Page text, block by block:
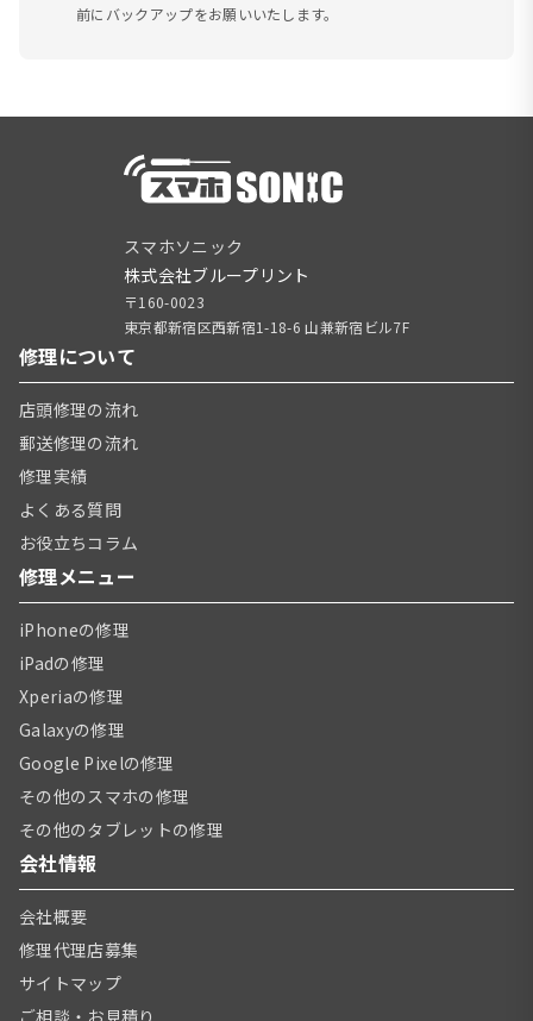
前にバックアップをお願いいたします。
スマホソニック
株式会社ブループリント
〒160-0023
東京都新宿区西新宿1-18-6 山兼新宿ビル7F
修理について
店頭修理の流れ
郵送修理の流れ
修理実績
よくある質問
お役立ちコラム
修理メニュー
iPhoneの修理
iPadの修理
Xperiaの修理
Galaxyの修理
Google Pixelの修理
その他のスマホの修理
その他のタブレットの修理
会社情報
会社概要
修理代理店募集
サイトマップ